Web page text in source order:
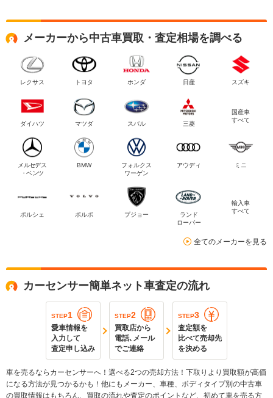
メーカーから中古車買取・査定相場を調べる
レクサス トヨタ ホンダ 日産 スズキ
ダイハツ マツダ スバル 三菱
国産車
すべて
メルセデス
・ベンツ
BMW
フォルクス
ワーゲン
アウディ ミニ
ポルシェ ボルボ プジョー
ランド
ローバー
輸入車
すべて
全てのメーカーを見る
カーセンサー簡単ネット車査定の流れ
STEP1
愛車情報を
入力して
査定申し込み
STEP2
買取店から
電話､メール
でご連絡
STEP3
査定額を
比べて売却先
を決める
車を売るならカーセンサーへ！選べる2つの売却方法！下取りより買取額が高価
になる方法が見つかるかも！他にもメーカー、車種、ボディタイプ別の中古車
の買取情報はもちろん、買取の流れや査定のポイントなど、初めて車を売る方